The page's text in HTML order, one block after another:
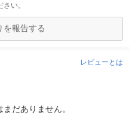
い。
を報告する
レビューとは
だありません。